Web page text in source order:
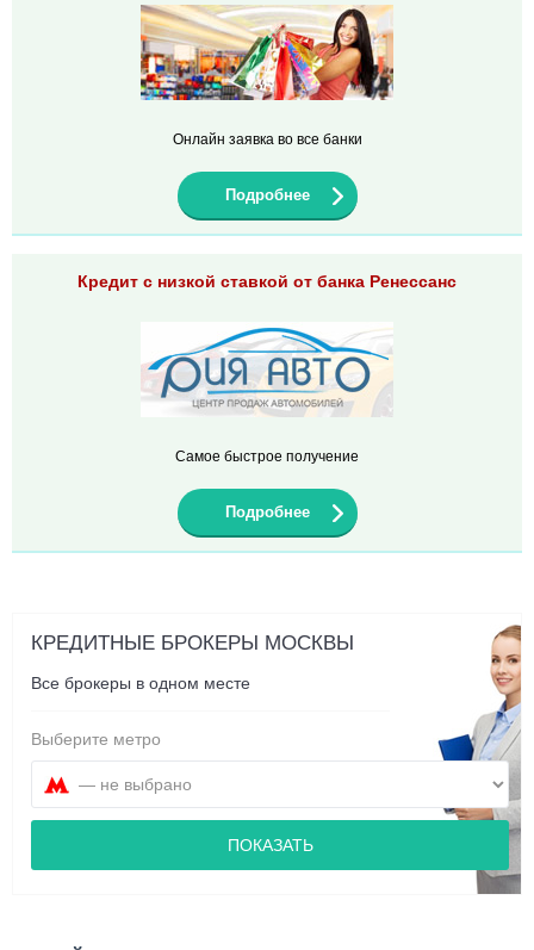
Онлайн заявка во все банки
Подробнее
Кредит с низкой ставкой от банка Ренессанс
Самое быстрое получение
Подробнее
КРЕДИТНЫЕ БРОКЕРЫ МОСКВЫ
Все брокеры в одном месте
Выберите метро
ПОКАЗАТЬ